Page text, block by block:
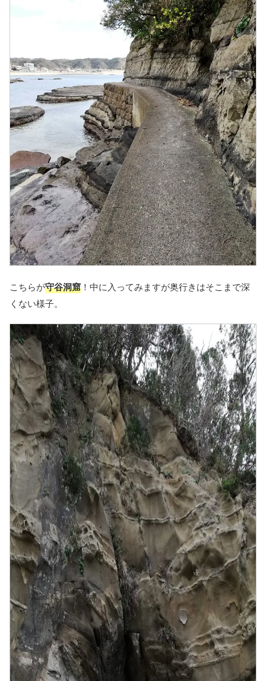
こちらが守谷洞窟 ！中に入ってみますが奥行きはそこまで深
くない様子。